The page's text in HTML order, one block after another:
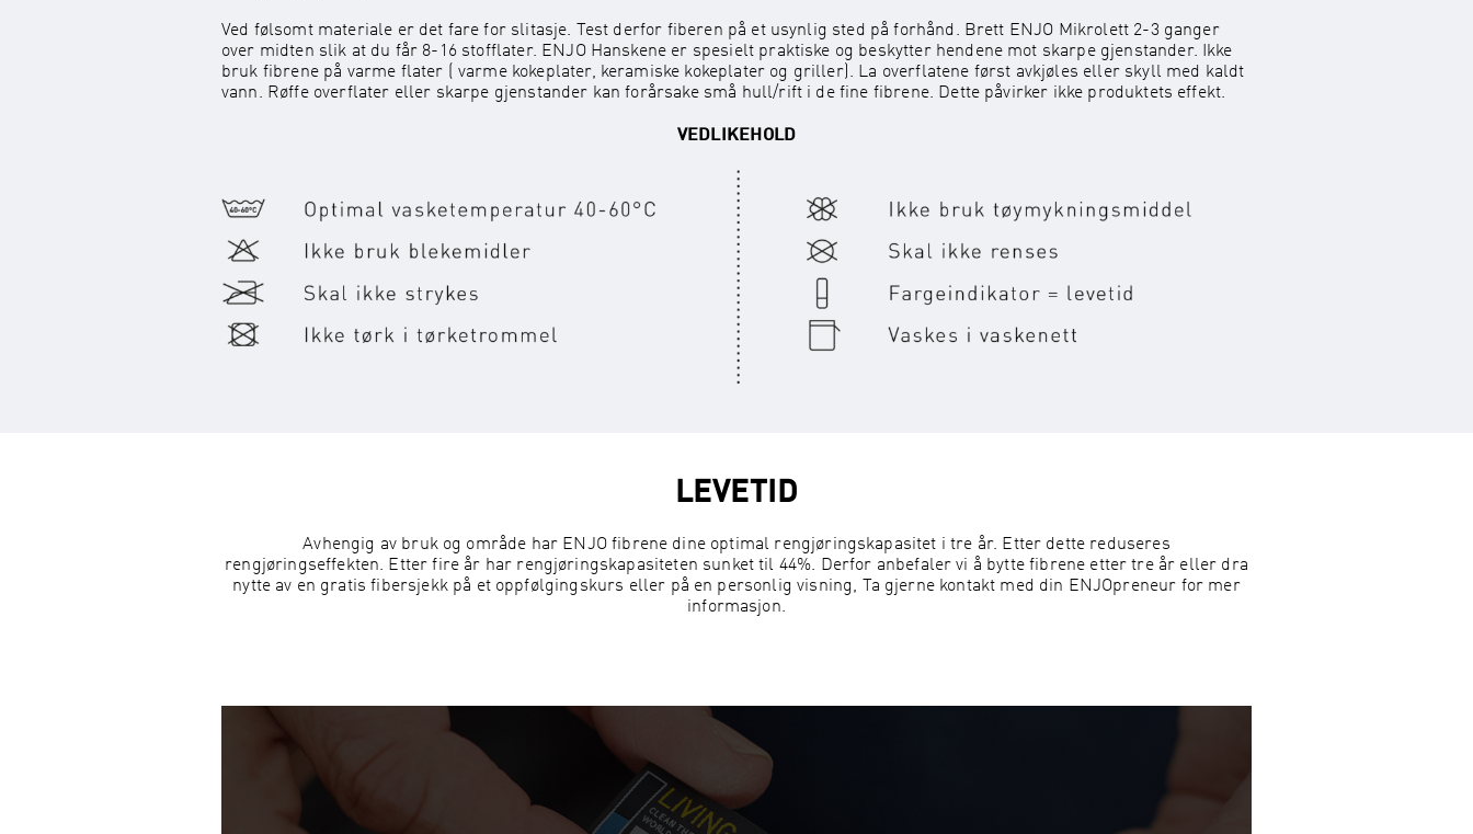
Ved følsomt materiale er det fare for slitasje. Test derfor fiberen på et usynlig sted på forhånd. Brett ENJO Mikrolett 2-3 ganger
over midten slik at du får 8-16 stofflater. ENJO Hanskene er spesielt praktiske og beskytter hendene mot skarpe gjenstander. Ikke
bruk fibrene på varme flater ( varme kokeplater, keramiske kokeplater og griller). La overflatene først avkjøles eller skyll med kaldt
vann. Røffe overflater eller skarpe gjenstander kan forårsake små hull/rift i de fine fibrene. Dette påvirker ikke produktets effekt.
VEDLIKEHOLD
LEVETID
Avhengig av bruk og område har ENJO fibrene dine optimal rengjøringskapasitet i tre år. Etter dette reduseres
rengjøringseffekten. Etter fire år har rengjøringskapasiteten sunket til 44%. Derfor anbefaler vi å bytte fibrene etter tre år eller dra
nytte av en gratis fibersjekk på et oppfølgingskurs eller på en personlig visning, Ta gjerne kontakt med din ENJOpreneur for mer
informasjon.